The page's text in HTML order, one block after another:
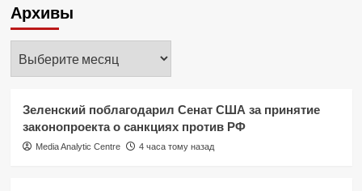
Архивы
Зеленский поблагодарил Сенат США за принятие
законопроекта о санкциях против РФ
Media Analytic Centre 4 часа тому назад